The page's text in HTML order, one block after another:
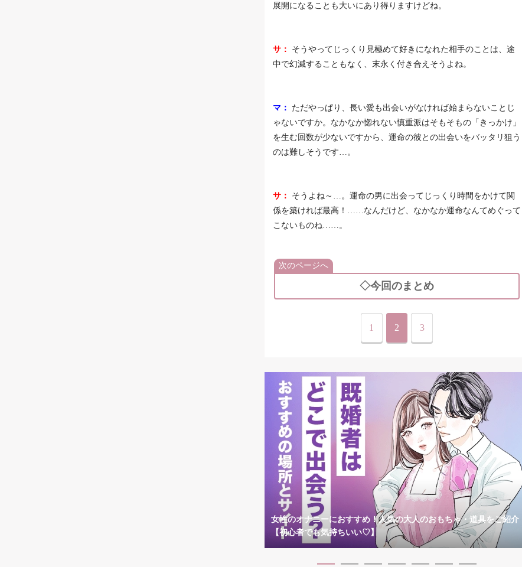
展開になることも大いにあり得りますけどね。
サ：
そうやってじっくり見極めて好きになれた相手のことは、途
中で幻滅することもなく、末永く付き合えそうよね。
マ：
ただやっぱり、長い愛も出会いがなければ始まらないことじ
ゃないですか。なかなか惚れない慎重派はそもそもの「きっかけ」
を生む回数が少ないですから、運命の彼との出会いをバッタリ狙う
のは難しそうです…。
サ：
そうよね～…。運命の男に出会ってじっくり時間をかけて関
係を築ければ最高！……なんだけど、なかなか運命なんてめぐって
こないものね……。
次のページへ
◇今回のまとめ
1 2 3
女性のオナニーにおすすめ！人気の大人のおもちゃ・道具をご紹介
【初心者でも気持ちいい♡】